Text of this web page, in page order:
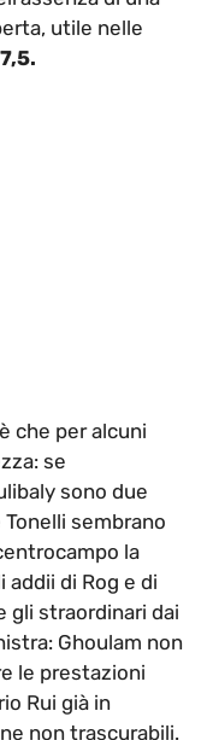
utile nelle
che per alcuni
se
sono due
sembrano
la
addii di Rog e di
gli straordinari dai
Ghoulam non
le prestazioni
Rui già in
non trascurabili.